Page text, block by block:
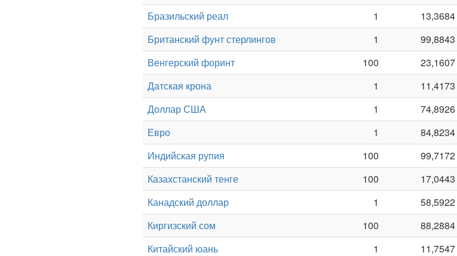
Бразильский реал
1 13,3684
Британский фунт стерлингов
1 99,8843
Венгерский форинт
100 23,1607
Датская крона
1 11,4173
Доллар США
1 74,8926
Евро
1 84,8234
Индийская рупия
100 99,7172
Казахстанский тенге
100 17,0443
Канадский доллар
1 58,5922
Киргизский сом
100 88,2884
Китайский юань
1 11,7547